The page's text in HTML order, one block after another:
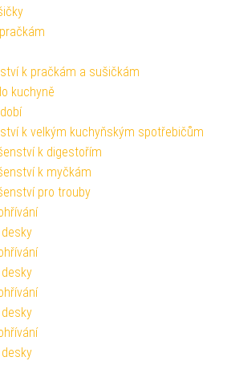
k pračkám a sušičkám
kuchyně
k velkým kuchyňským spotřebičům
k digestořím
k myčkám
pro trouby